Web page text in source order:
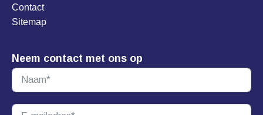
Contact
Sitemap
Neem contact met ons op